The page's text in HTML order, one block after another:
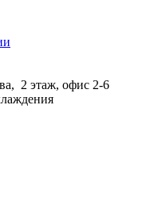
2 этаж, офис 2-6